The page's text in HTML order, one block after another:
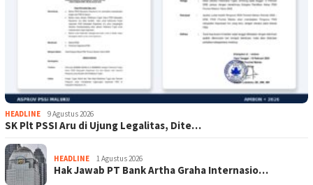
HEADLINE 9 Agustus 2026
SK Plt PSSI Aru di Ujung Legalitas, Dite…
HEADLINE 1 Agustus 2026
Hak Jawab PT Bank Artha Graha Internasio…